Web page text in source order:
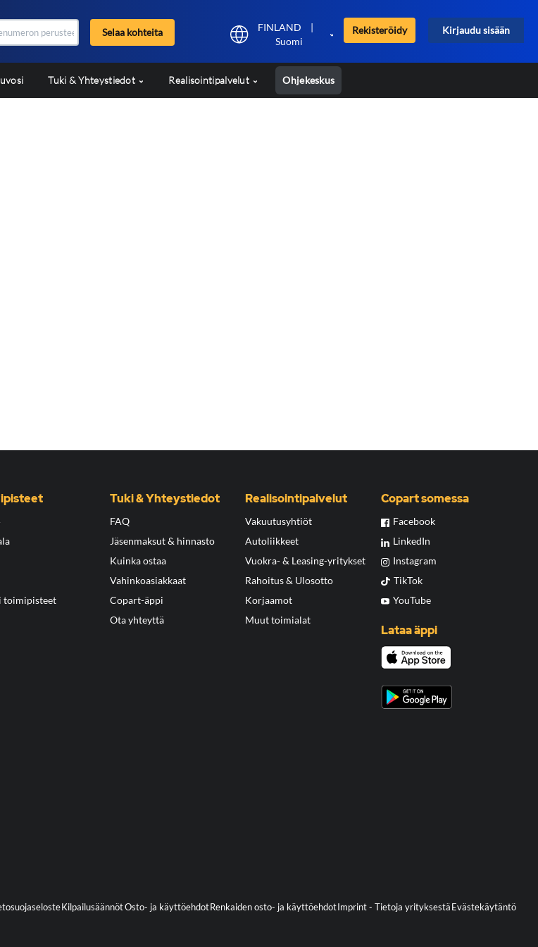
Selaa kohteita FINLAND
|
Suomi
Rekisteröidy Kirjaudu sisään
Tuki & Yhteystiedot Realisointipalvelut Ohjekeskus
toimipisteet
Tuki & Yhteystiedot
FAQ
Jäsenmaksut & hinnasto
Kuinka ostaa
Vahinkoasiakkaat
Copart-äppi
Ota yhteyttä
Realisointipalvelut
Vakuutusyhtiöt
Autoliikkeet
Vuokra- & Leasing-yritykset
Rahoitus & Ulosotto
Korjaamot
Muut toimialat
Copart somessa
Facebook
LinkedIn
Instagram
TikTok
YouTube
Lataa äppi
KilpailusäännötOsto- ja käyttöehdotRenkaiden osto- ja käyttöehdotImprint - Tietoja yrityksestäEvästekäytäntö